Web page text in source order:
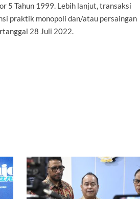
5 Tahun 1999. Lebih lanjut, transaksi
praktik monopoli dan/atau persaingan
28 Juli 2022.